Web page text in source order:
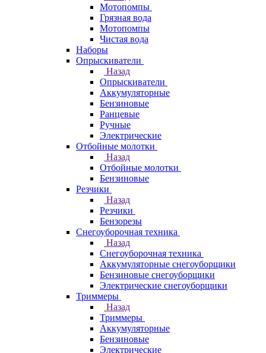
Мотопомпы
Грязная вода
Мотопомпы
Чистая вода
Наборы
Опрыскиватели
Назад
Опрыскиватели
Аккумуляторные
Бензиновые
Ранцевые
Ручные
Электрические
Отбойные молотки
Назад
Отбойные молотки
Бензиновые
Резчики
Назад
Резчики
Бензорезы
Снегоуборочная техника
Назад
Снегоуборочная техника
Аккумуляторные снегоуборщики
Бензиновые снегоуборщики
Электрические снегоуборщики
Триммеры
Назад
Триммеры
Аккумуляторные
Бензиновые
Электрические